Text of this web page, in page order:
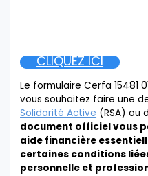
CLIQUEZ ICI
Le formulaire Cerfa 15481
vous souhaitez faire une
Solidarité Active (RSA) ou
document officiel vous
aide financière
certaines conditions
personnelle et